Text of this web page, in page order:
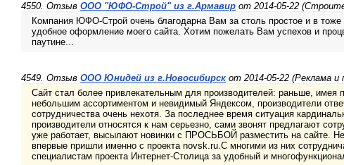
4550. Отзыв ООО "ЮФО-Строй" из г.Армавир от 2014-05-22
Компания ЮФО-Строй очень благодарна Вам за столь простое и в тоже
удобное оформление моего сайта. Хотим пожелать Вам успехов и
паутине...
4549. Отзыв ООО Юнидей из г.Новосибирск от 2014-05-22 (Реклама и
Сайт стал более привлекательным для производителей: раньше, имея
небольшим ассортиментом и невидимый Яндексом, производители
сотрудничества очень нехотя. За последнее время ситуация
производители относятся к нам серьезно, сами звонят предлагают
уже работает, высылают новинки с ПРОСЬБОЙ разместить на сайте.
впервые пришли именно с проекта novsk.ru.C многими из них
специалистам проекта Интернет-Столица за удобный и